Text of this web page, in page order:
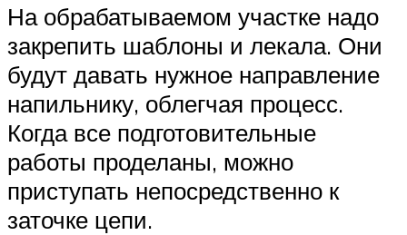
На обрабатываемом участке надо
закрепить шаблоны и лекала. Они
будут давать нужное направление
напильнику, облегчая процесс.
Когда все подготовительные
работы проделаны, можно
приступать непосредственно к
заточке цепи.